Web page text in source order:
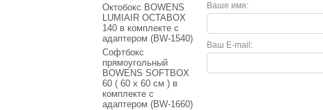
Ваше имя:
Ваш E-mail:
Октобокс BOWENS
LUMIAIR OCTABOX
140 в комплекте с
адаптером (BW-1540)
Софтбокс
прямоугольный
BOWENS SOFTBOX
60 ( 60 x 60 см ) в
комплекте с
адаптером (BW-1660)